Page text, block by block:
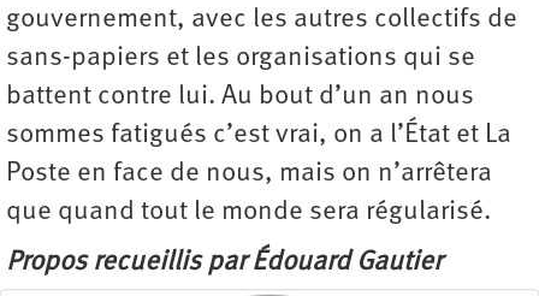
gouvernement, avec les autres collectifs de
sans-papiers et les organisations qui se
battent contre lui. Au bout d’un an nous
sommes fatigués c’est vrai, on a l’État et La
Poste en face de nous, mais on n’arrêtera
que quand tout le monde sera régularisé.
Propos recueillis par Édouard Gautier